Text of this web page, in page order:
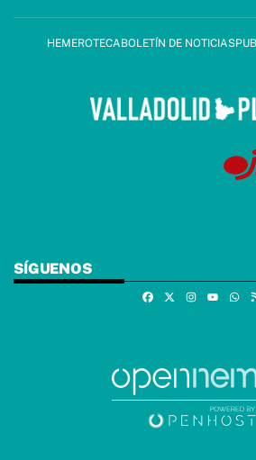
HEMEROTECABOLETÍN DE NOTICIAS
SÍGUENOS
FacebookInstagram